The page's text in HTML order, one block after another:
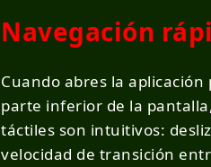
Navegación
Cuando abres la
parte inferior de la
táctiles son intuitivos:
velocidad de transición